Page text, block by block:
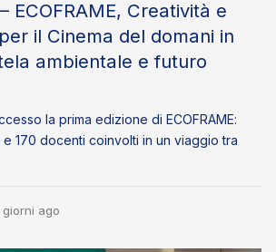
ECOFRAME, Creatività e
il Cinema del domani in
ambientale e futuro
la prima edizione di ECOFRAME:
170 docenti coinvolti in un viaggio tra
giorni ago